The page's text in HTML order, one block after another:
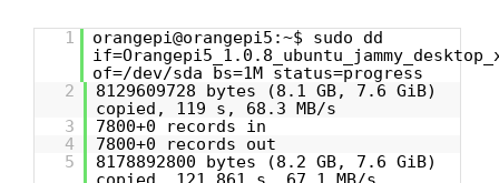
1
orangepi@orangepi5:~$ sudo dd
of=/dev/sda bs=1M status=progress
2
8129609728 bytes (8.1 GB, 7.6 GiB)
copied, 119 s, 68.3 MB/s
3
7800+0 records in
4
7800+0 records out
5
8178892800 bytes (8.2 GB, 7.6 GiB)